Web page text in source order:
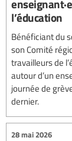
l’éducation
Bénéficiant du
son Comité
travailleurs de
autour d’un
journée de
dernier.
28 mai 2026